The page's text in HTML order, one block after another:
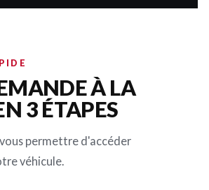
À LA
3 ÉTAPES
permettre d'accéder
véhicule.